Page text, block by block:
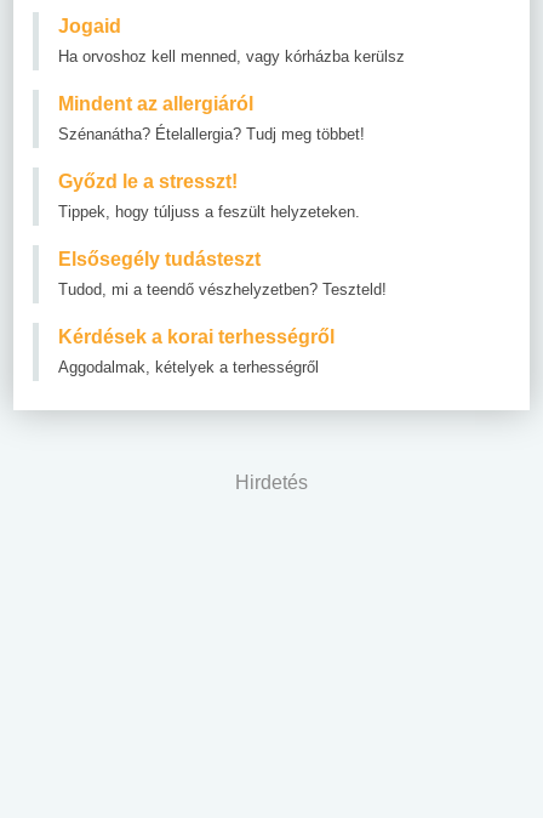
Jogaid
Ha orvoshoz kell menned, vagy kórházba kerülsz
Mindent az allergiáról
Szénanátha? Ételallergia? Tudj meg többet!
Győzd le a stresszt!
Tippek, hogy túljuss a feszült helyzeteken.
Elsősegély tudásteszt
Tudod, mi a teendő vészhelyzetben? Teszteld!
Kérdések a korai terhességről
Aggodalmak, kételyek a terhességről
Hirdetés